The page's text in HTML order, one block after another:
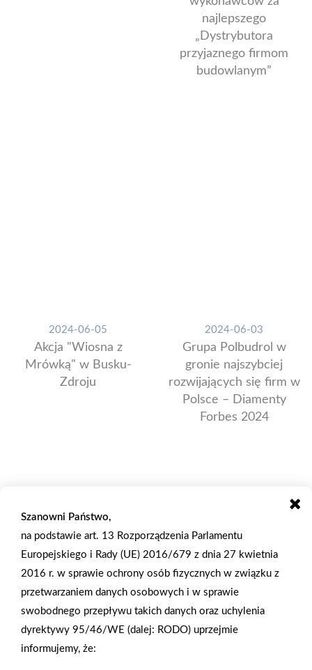
najlepszego
„Dystrybutora
przyjaznego firmom
budowlanym”
2024-06-05
Akcja "Wiosna z
Mrówką" w Busku-
Zdroju
2024-06-03
Grupa Polbudrol w
gronie najszybciej
rozwijających się firm w
Polsce – Diamenty
Forbes 2024
Szanowni Państwo,
na podstawie art. 13 Rozporządzenia Parlamentu
Europejskiego i Rady (UE) 2016/679 z dnia 27 kwietnia
2016 r. w sprawie ochrony osób fizycznych w związku z
przetwarzaniem danych osobowych i w sprawie
swobodnego przepływu takich danych oraz uchylenia
dyrektywy 95/46/WE (dalej: RODO) uprzejmie
informujemy, że: